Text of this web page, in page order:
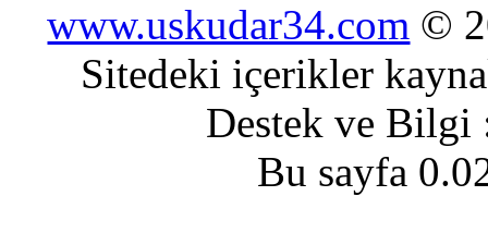
www.uskudar34.com ©
Sitedeki içerikler
Destek ve
Bu sayfa